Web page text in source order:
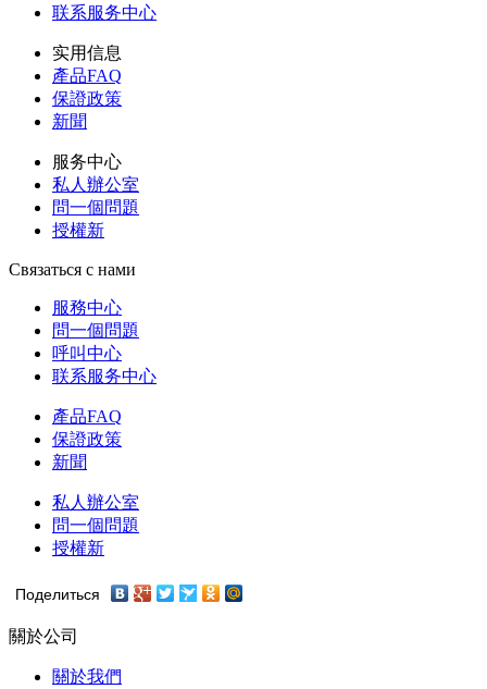
联系服务中心
实用信息
產品FAQ
保證政策
新聞
服务中心
私人辦公室
問一個問題
授權新
Связаться с нами
服務中心
問一個問題
呼叫中心
联系服务中心
產品FAQ
保證政策
新聞
私人辦公室
問一個問題
授權新
Поделиться
關於公司
關於我們